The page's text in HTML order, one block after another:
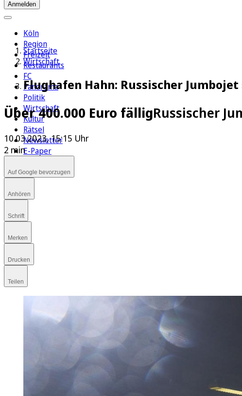
Anmelden
Köln
Region
Freizeit
Restaurants
FC
Panorama
Politik
Wirtschaft
Kultur
Rätsel
Newsletter
E-Paper
Startseite
Wirtschaft
Flughafen Hahn: Russischer
Über 400.000 Euro fälligRussischer
10.03.2023, 15:15 Uhr
2 min
Auf Google bevorzugen
Anhören
Schrift
Merken
Drucken
Teilen